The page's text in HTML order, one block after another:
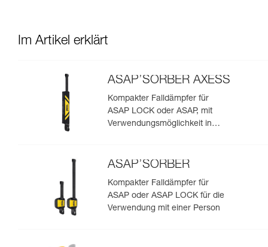
Im Artikel erklärt
ASAP’SORBER AXESS
Kompakter Falldämpfer für
ASAP LOCK oder ASAP, mit
Verwendungsmöglichkeit in
ASAP’SORBER
Kompakter Falldämpfer für
ASAP oder ASAP LOCK für die
Verwendung mit einer Person